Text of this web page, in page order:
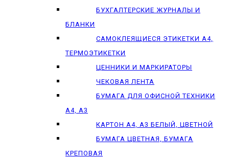
БУХГАЛТЕРСКИЕ ЖУРНАЛЫ И
БЛАНКИ
САМОКЛЕЯЩИЕСЯ ЭТИКЕТКИ А4,
ТЕРМОЭТИКЕТКИ
ЦЕННИКИ И МАРКИРАТОРЫ
ЧЕКОВАЯ ЛЕНТА
БУМАГА ДЛЯ ОФИСНОЙ ТЕХНИКИ
А4, А3
КАРТОН А4, А3 БЕЛЫЙ, ЦВЕТНОЙ
БУМАГА ЦВЕТНАЯ, БУМАГА
КРЕПОВАЯ